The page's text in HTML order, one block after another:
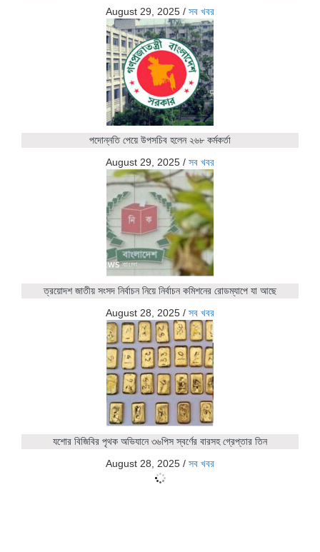
August 29, 2025 / সব খবর
পদোন্নতি পেয়ে উপসচিব হলেন ২৬৮ কর্মকর্তা
August 29, 2025 / সব খবর
ত্রয়োদশ জাতীয় সংসদ নির্বাচন নিয়ে নির্বাচন কমিশনের রোডম্যাপে যা আছে
August 28, 2025 / সব খবর
যশোর বিজিবির পৃথক অভিযানে ৩৬পিস স্বর্ণের বারসহ গ্রেপ্তার তিন
August 28, 2025 / সব খবর